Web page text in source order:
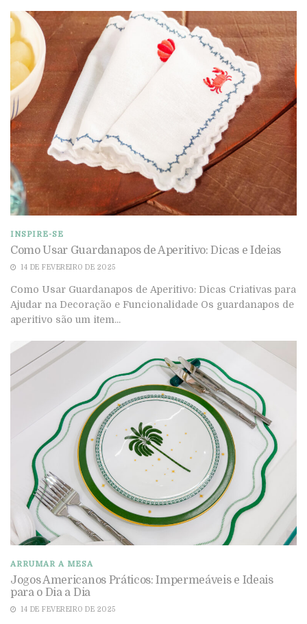
INSPIRE-SE
Como Usar Guardanapos de Aperitivo: Dicas e Ideias
14 DE FEVEREIRO DE 2025
Como Usar Guardanapos de Aperitivo: Dicas Criativas para
Ajudar na Decoração e Funcionalidade Os guardanapos de
aperitivo são um item...
ARRUMAR A MESA
Jogos Americanos Práticos: Impermeáveis e Ideais
para o Dia a Dia
14 DE FEVEREIRO DE 2025